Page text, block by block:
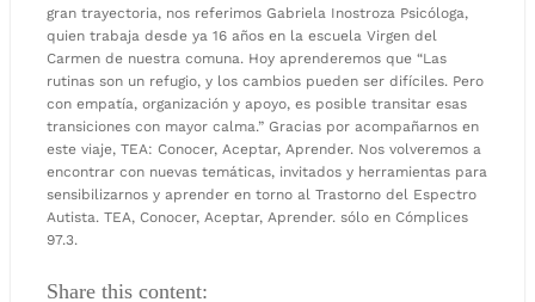
gran trayectoria, nos referimos Gabriela Inostroza Psicóloga,
quien trabaja desde ya 16 años en la escuela Virgen del
Carmen de nuestra comuna. Hoy aprenderemos que “Las
rutinas son un refugio, y los cambios pueden ser difíciles. Pero
con empatía, organización y apoyo, es posible transitar esas
transiciones con mayor calma.” Gracias por acompañarnos en
este viaje, TEA: Conocer, Aceptar, Aprender. Nos volveremos a
encontrar con nuevas temáticas, invitados y herramientas para
sensibilizarnos y aprender en torno al Trastorno del Espectro
Autista. TEA, Conocer, Aceptar, Aprender. sólo en Cómplices
97.3.
Share this content: